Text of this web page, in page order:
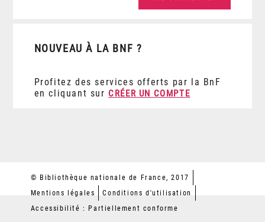
NOUVEAU À LA BNF ?
Profitez des services offerts par la BnF
en cliquant sur CRÉER UN COMPTE
© Bibliothèque nationale de France, 2017
Mentions légales
Conditions d'utilisation
Accessibilité : Partiellement conforme